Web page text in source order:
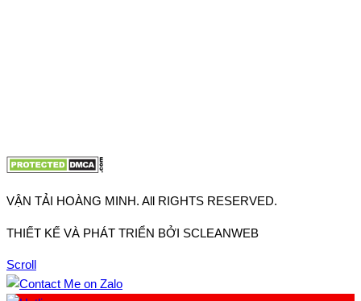
VẬN TẢI HOÀNG MINH. All RIGHTS RESERVED.
THIẾT KẾ VÀ PHÁT TRIỂN BỞI SCLEANWEB
Scroll